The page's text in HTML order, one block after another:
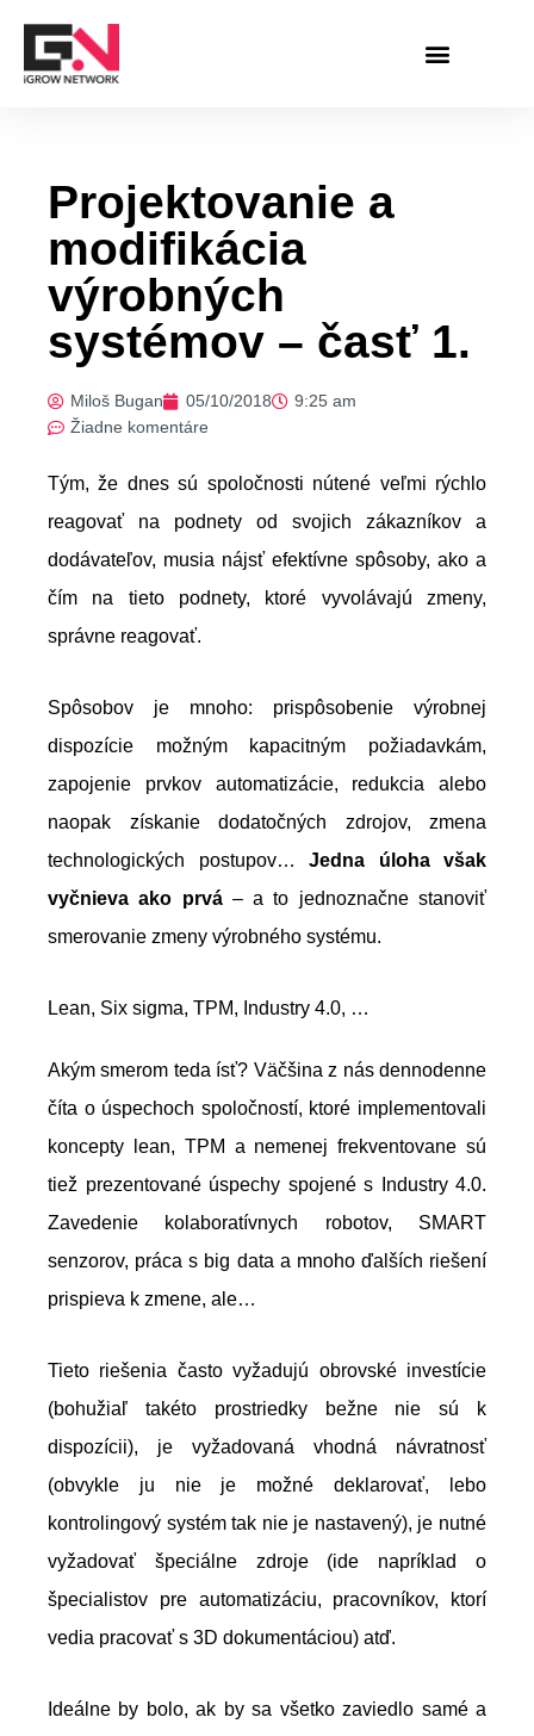
obsah
Projektovanie a
modifikácia
výrobných
systémov – časť 1.
Miloš Bugan 05/10/2018
9:25 am
Žiadne komentáre
Tým, že dnes sú spoločnosti nútené veľmi rýchlo
reagovať na podnety od svojich zákazníkov a
dodávateľov, musia nájsť efektívne spôsoby, ako a
čím na tieto podnety, ktoré vyvolávajú zmeny,
správne reagovať.
Spôsobov je mnoho: prispôsobenie výrobnej
dispozície možným kapacitným požiadavkám,
zapojenie prvkov automatizácie, redukcia alebo
naopak získanie dodatočných zdrojov, zmena
technologických postupov… Jedna úloha však
vyčnieva ako prvá– a to jednoznačne stanoviť
smerovanie zmeny výrobného systému.
Lean, Six sigma, TPM, Industry 4.0, …
Akým smerom teda ísť? Väčšina z nás dennodenne
číta o úspechoch spoločností, ktoré implementovali
koncepty lean, TPM a nemenej frekventovane sú
tiež prezentované úspechy spojené s Industry 4.0.
Zavedenie kolaboratívnych robotov, SMART
senzorov, práca s big data a mnoho ďalších riešení
prispieva k zmene, ale…
Tieto riešenia často vyžadujú obrovské investície
(bohužiaľ takéto prostriedky bežne nie sú k
dispozícii), je vyžadovaná vhodná návratnosť
(obvykle ju nie je možné deklarovať, lebo
kontrolingový systém tak nie je nastavený), je nutné
vyžadovať špeciálne zdroje (ide napríklad o
špecialistov pre automatizáciu, pracovníkov, ktorí
vedia pracovať s 3D dokumentáciou) atď.
Ideálne by bolo, ak by sa všetko zaviedlo samé a